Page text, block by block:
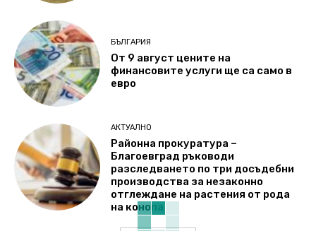
БЪЛГАРИЯ
От 9 август цените на
финансовите услуги ще са само в
евро
АКТУАЛНО
Районна прокуратура –
Благоевград ръководи
разследването по три досъдебни
производства за незаконно
отглеждане на растения от рода
на конопа